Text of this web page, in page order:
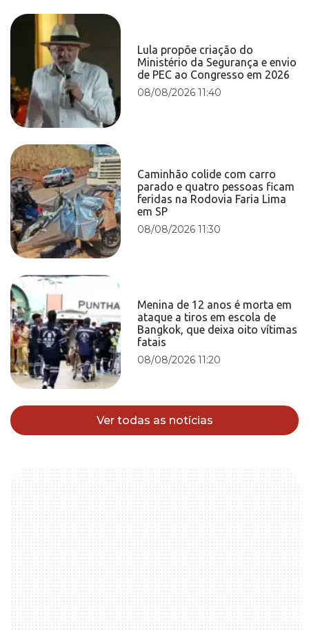
Lula propõe criação do
Ministério da Segurança e envio
de PEC ao Congresso em 2026
08/08/2026 11:40
Caminhão colide com carro
parado e quatro pessoas ficam
feridas na Rodovia Faria Lima
em SP
08/08/2026 11:30
Menina de 12 anos é morta em
ataque a tiros em escola de
Bangkok, que deixa oito vítimas
fatais
08/08/2026 11:20
Ver todas as notícias